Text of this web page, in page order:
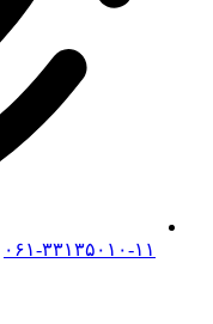
۰۶۱-۳۳۱۳۵۰۱۰-۱۱